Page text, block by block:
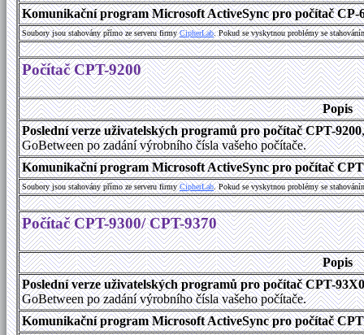
Komunikační program Microsoft ActiveSync pro počítač CP-
Soubory jsou stahovány přímo ze serveru firmyCipherLab. Pokud se vyskytnou problémy se
Počítač CPT-9200
Popis
Poslední verze uživatelských programů pro počítač CPT-9200
GoBetween po zadání výrobního čísla vašeho počítače.
Komunikační program Microsoft ActiveSync pro počítač
Soubory jsou stahovány přímo ze serveru firmyCipherLab. Pokud se vyskytnou problémy se
Počítač CPT-9300/ CPT-9370
Popis
Poslední verze uživatelských programů pro počítač CPT-93X0
GoBetween po zadání výrobního čísla vašeho počítače.
Komunikační program Microsoft ActiveSync pro počítač